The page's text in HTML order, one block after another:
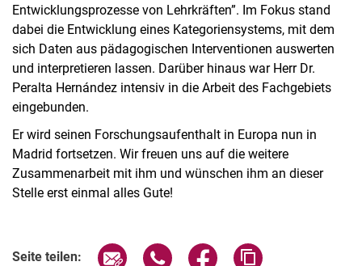
Entwicklungsprozesse von Lehrkräften”. Im Fokus stand
dabei die Entwicklung eines Kategoriensystems, mit dem
sich Daten aus pädagogischen Interventionen auswerten
und interpretieren lassen. Darüber hinaus war Herr Dr.
Peralta Hernández intensiv in die Arbeit des Fachgebiets
eingebunden.
Er wird seinen Forschungsaufenthalt in Europa nun in
Madrid fortsetzen. Wir freuen uns auf die weitere
Zusammenarbeit mit ihm und wünschen ihm an dieser
Stelle erst einmal alles Gute!
Seite teilen: Seite über E-Mail teilen
Seite über WhatsApp teilen
Seite über Facebook